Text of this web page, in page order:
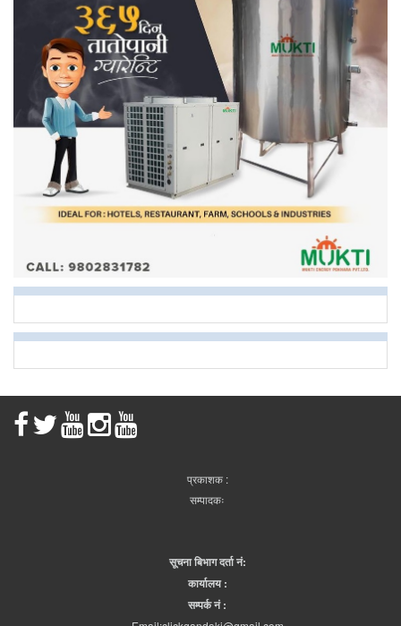
प्रकाशक :
सम्पादकः
सूचना बिभाग दर्ता नं:
कार्यालय :
सम्पर्क नं :